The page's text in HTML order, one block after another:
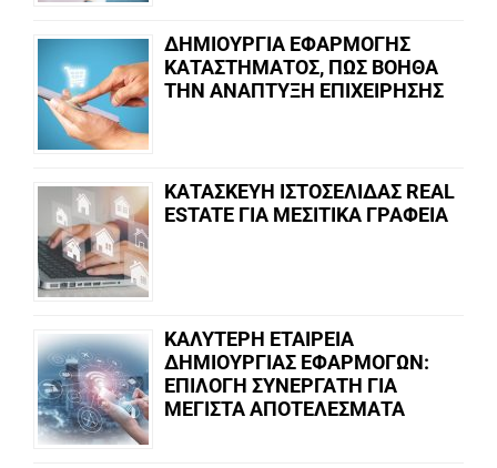
ΔΗΜΙΟΥΡΓΙΑ ΕΦΑΡΜΟΓΗΣ
ΚΑΤΑΣΤΗΜΑΤΟΣ, ΠΩΣ ΒΟΗΘΑ
ΤΗΝ ΑΝΑΠΤΥΞΗ ΕΠΙΧΕΙΡΗΣΗΣ
ΚΑΤΑΣΚΕΥΗ ΙΣΤΟΣΕΛΙΔΑΣ REAL
ESTATE ΓΙΑ ΜΕΣΙΤΙΚΑ ΓΡΑΦΕΙΑ
ΚΑΛΥΤΕΡΗ ΕΤΑΙΡΕΙΑ
ΔΗΜΙΟΥΡΓΙΑΣ ΕΦΑΡΜΟΓΩΝ:
ΕΠΙΛΟΓΗ ΣΥΝΕΡΓΑΤΗ ΓΙΑ
ΜΕΓΙΣΤΑ ΑΠΟΤΕΛΕΣΜΑΤΑ